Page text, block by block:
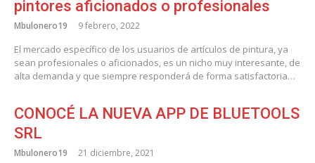
pintores aficionados o profesionales
Mbulonero19 9 febrero, 2022
El mercado específico de los usuarios de artículos de pintura, ya
sean profesionales o aficionados, es un nicho muy interesante, de
alta demanda y que siempre responderá de forma satisfactoria…
CONOCÉ LA NUEVA APP DE BLUETOOLS
SRL
Mbulonero19 21 diciembre, 2021